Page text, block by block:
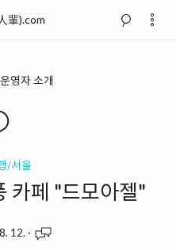
輩).com
영자 소개
/서울
카페 "드모아젤"
12. ·